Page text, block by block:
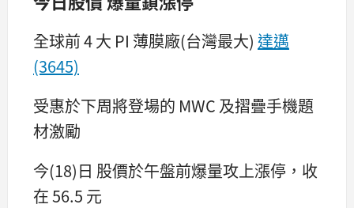
全球前 4 大 PI 薄膜廠(台灣最大) 達邁
(3645)
受惠於下周將登場的 MWC 及摺疊手機題
材激勵
今(18)日 股價於午盤前爆量攻上漲停，收
在 56.5 元